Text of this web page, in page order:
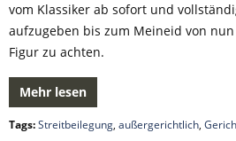
vom Klassiker ab sofort und
aufzugeben bis zum Meineid von
Figur zu achten.
Mehr lesen
Tags:Streitbeilegung, außergerichtlich,